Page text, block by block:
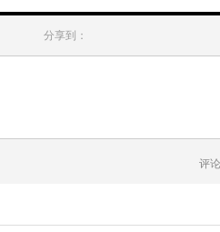
分享到：
评